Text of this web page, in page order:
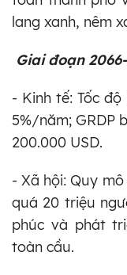
lang xanh, nêm
Giai đoạn
- Kinh tế: Tốc
5%/năm; GRDP
200.000 USD.
- Xã hội: Quy
quá 20 triệu
phúc và phát
toàn cầu.